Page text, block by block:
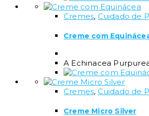
Cremes, Cuidado de
Creme com
A Echinacea
Cremes, Cuidado de
Creme Micro Silver